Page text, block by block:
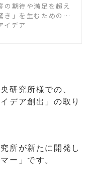
ように生まれ
の期待や満足を超え
き」を生むための、Q
法と、Goldfireを活
イデア
研究所様での、
デア創出」の取り
所が新たに開発し
ー」です。